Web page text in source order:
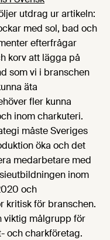
utdrag ur artikeln:
med sol, bad och
efterfrågar
korv att lägga på
som vi i branschen
äta
fler kunna
inom charkuteri.
måste Sveriges
öka och det
medarbetare med
inom
och
kritisk för branschen.
viktig målgrupp för
och charkföretag.